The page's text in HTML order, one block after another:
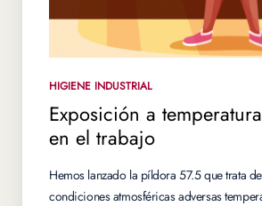
HIGIENE INDUSTRIAL
Exposición a
en el trabajo
Hemos lanzado la píldora 57.5 que trata
condiciones atmosféricas adversas